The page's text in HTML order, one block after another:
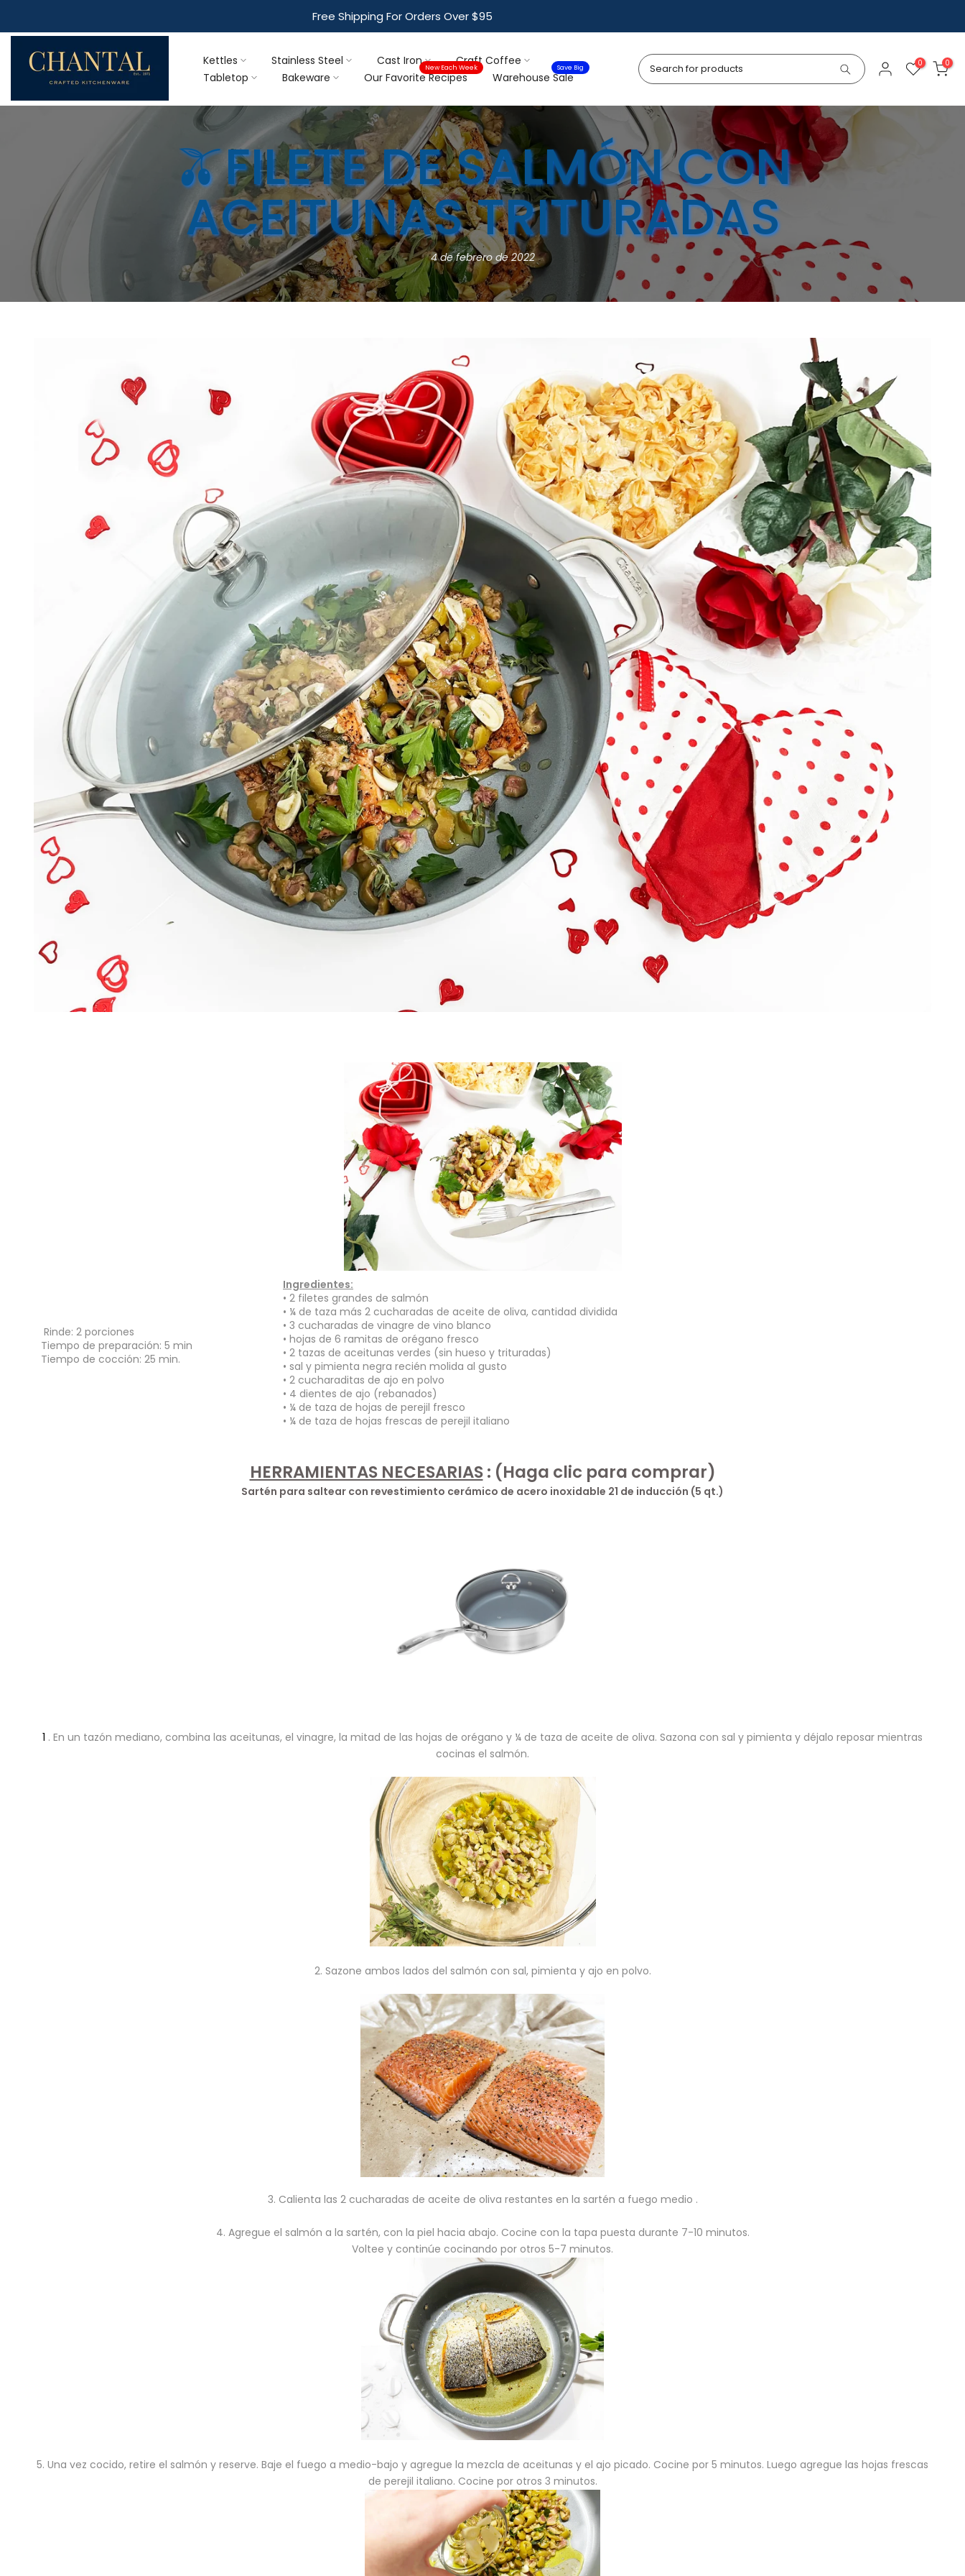
to
content
$10 To Ship Orders Under $95
Kettles Stainless Steel Cast Iron
Craft Coffee
Tabletop
Bakeware Our Favorite Recipes
New Each Week
Warehouse Sale
Save Big 0 0
🫒FILETE DE SALMÓN CON
ACEITUNAS TRITURADAS
4 de febrero de 2022
Rinde: 2 porciones
Tiempo de preparación: 5 min
Tiempo de cocción: 25 min.
Ingredientes:
• 2 filetes grandes de salmón
• ¼ de taza más 2 cucharadas de aceite de oliva, cantidad dividida
• 3 cucharadas de vinagre de vino blanco
• hojas de 6 ramitas de orégano fresco
• 2 tazas de aceitunas verdes (sin hueso y trituradas)
• sal y pimienta negra recién molida al gusto
• 2 cucharaditas de ajo en polvo
• 4 dientes de ajo (rebanados)
• ¼ de taza de hojas de perejil fresco
• ¼ de taza de hojas frescas de perejil italiano
HERRAMIENTAS NECESARIAS: (Haga clic para comprar)
Sartén para saltear con revestimiento cerámico de acero inoxidable 21 de inducción (5 qt.)
1 . En un tazón mediano, combina las aceitunas, el vinagre, la mitad de las hojas de orégano y ¼ de taza de aceite de oliva. Sazona con sal y pimienta y déjalo reposar mientras
cocinas el salmón.
2. Sazone ambos lados del salmón con sal, pimienta y ajo en polvo.
3. Calienta las 2 cucharadas de aceite de oliva restantes en la sartén a fuego medio .
4. Agregue el salmón a la sartén, con la piel hacia abajo. Cocine con la tapa puesta durante 7-10 minutos.
Voltee y continúe cocinando por otros 5-7 minutos.
5. Una vez cocido, retire el salmón y reserve. Baje el fuego a medio-bajo y agregue la mezcla de aceitunas y el ajo picado. Cocine por 5 minutos. Luego agregue las hojas frescas
de perejil italiano. Cocine por otros 3 minutos.